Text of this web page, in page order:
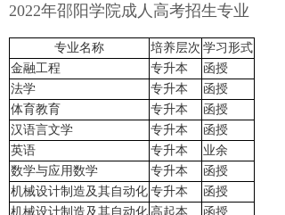
2022年邵阳学院成人高考招生专业
专业名称 培养层次 学习形式
金融工程
专升本
函授
法学
专升本
函授
体育教育
专升本
函授
汉语言文学
专升本
函授
英语
专升本
业余
数学与应用数学
专升本
函授
机械设计制造及其自动化 专升本
函授
机械设计制造及其自动化 高起本
函授